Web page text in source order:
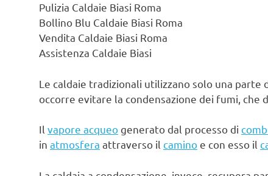
Pulizia Caldaie Biasi Roma
Bollino Blu Caldaie Biasi Roma
Vendita Caldaie Biasi Roma
Assistenza Caldaie Biasi
Le caldaie tradizionali utilizzano solo una parte
occorre evitare la condensazione dei fumi, che
Il vapore acqueo generato dal processo di
in atmosfera attraverso il camino e con esso il